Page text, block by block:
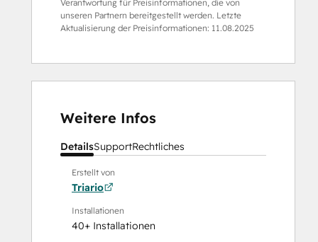
Verantwortung für Preisinformationen, die von
unseren Partnern bereitgestellt werden. Letzte
Aktualisierung der Preisinformationen: 11.08.2025
Weitere Infos
DetailsSupportRechtliches
Erstellt von
Triario
Installationen
40+ Installationen